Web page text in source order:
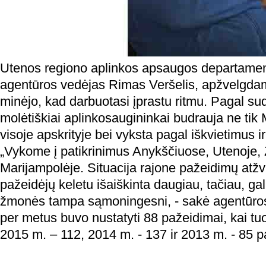
Utenos regiono aplinkos apsaugos
agentūros vedėjas Rimas Veršelis,
minėjo, kad darbuotasi įprastu ritmu. Pagal
molėtiškiai aplinkosaugininkai budrauja ne tik
visoje apskrityje bei vyksta pagal iškvietimus
„Vykome į patikrinimus Anykščiuose,
Marijampolėje. Situacija rajone pažeidimų
pažeidėjų keletu išaiškinta daugiau, tačiau,
žmonės tampa sąmoningesni, - sakė
per metus buvo nustatyti 88 pažeidimai, kai
2015 m. – 112, 2014 m. - 137 ir 2013 m. - 85